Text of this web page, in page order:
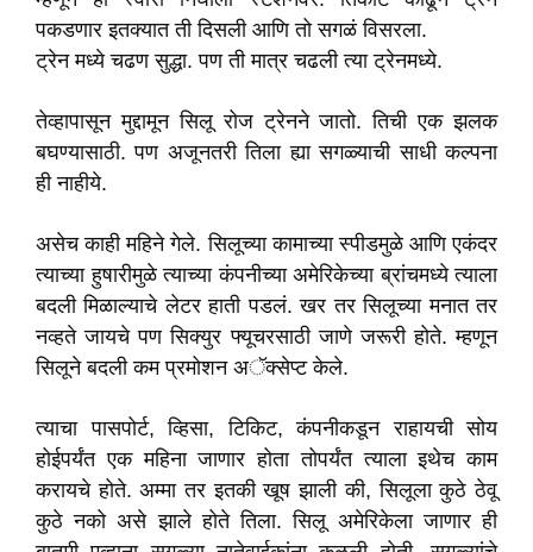
पकडणार इतक्यात ती दिसली आणि तो सगळं विसरला.
ट्रेन मध्ये चढण सुद्धा. पण ती मात्र चढली त्या ट्रेनमध्ये.
तेव्हापासून मुद्दामून सिलू रोज ट्रेनने जातो. तिची एक झलक
बघण्यासाठी. पण अजूनतरी तिला ह्या सगळ्याची साधी कल्पना
ही नाहीये.
असेच काही महिने गेले. सिलूच्या कामाच्या स्पीडमुळे आणि एकंदर
त्याच्या हुषारीमुळे त्याच्या कंपनीच्या अमेरिकेच्या ब्रांचमध्ये त्याला
बदली मिळाल्याचे लेटर हाती पडलं. खर तर सिलूच्या मनात तर
नव्हते जायचे पण सिक्युर फ्यूचरसाठी जाणे जरूरी होते. म्हणून
सिलूने बदली कम प्रमोशन अॅक्सेप्ट केले.
त्याचा पासपोर्ट, व्हिसा, टिकिट, कंपनीकडून राहायची सोय
होईपर्यंत एक महिना जाणार होता तोपर्यंत त्याला इथेच काम
करायचे होते. अम्मा तर इतकी खूष झाली की, सिलूला कुठे ठेवू
कुठे नको असे झाले होते तिला. सिलू अमेरिकेला जाणार ही